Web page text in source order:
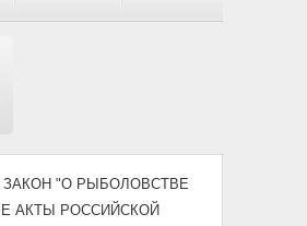
ЗАКОН "О РЫБОЛОВСТВЕ
АКТЫ РОССИЙСКОЙ